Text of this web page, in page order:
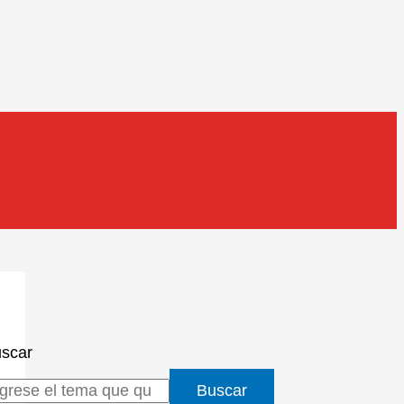
Buscar